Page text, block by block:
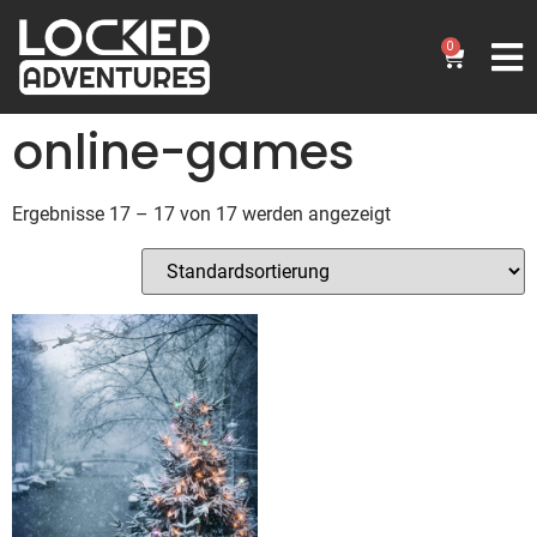
0
online-games
Ergebnisse 17 – 17 von 17 werden angezeigt